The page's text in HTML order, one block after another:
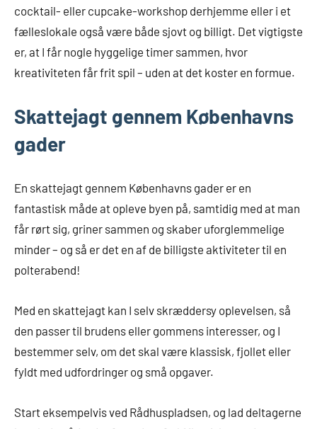
cocktail- eller cupcake-workshop derhjemme eller i et
fælleslokale også være både sjovt og billigt. Det vigtigste
er, at I får nogle hyggelige timer sammen, hvor
kreativiteten får frit spil – uden at det koster en formue.
Skattejagt gennem Københavns
gader
En skattejagt gennem Københavns gader er en
fantastisk måde at opleve byen på, samtidig med at man
får rørt sig, griner sammen og skaber uforglemmelige
minder – og så er det en af de billigste aktiviteter til en
polterabend!
Med en skattejagt kan I selv skræddersy oplevelsen, så
den passer til brudens eller gommens interesser, og I
bestemmer selv, om det skal være klassisk, fjollet eller
fyldt med udfordringer og små opgaver.
Start eksempelvis ved Rådhuspladsen, og lad deltagerne